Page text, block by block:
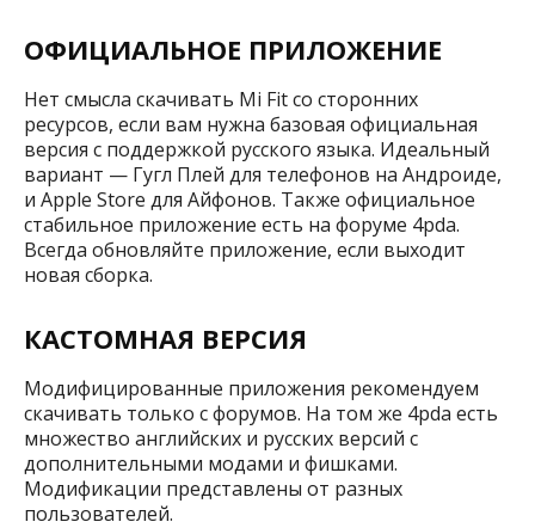
ОФИЦИАЛЬНОЕ ПРИЛОЖЕНИЕ
Нет смысла скачивать Mi Fit со сторонних
ресурсов, если вам нужна базовая официальная
версия с поддержкой русского языка. Идеальный
вариант — Гугл Плей для телефонов на Андроиде,
и Apple Store для Айфонов. Также официальное
стабильное приложение есть на форуме 4pda.
Всегда обновляйте приложение, если выходит
новая сборка.
КАСТОМНАЯ ВЕРСИЯ
Модифицированные приложения рекомендуем
скачивать только с форумов. На том же 4pda есть
множество английских и русских версий с
дополнительными модами и фишками.
Модификации представлены от разных
пользователей.